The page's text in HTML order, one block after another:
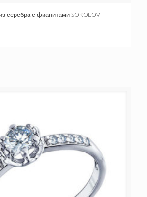
серебра с фианитами SOKOLOV